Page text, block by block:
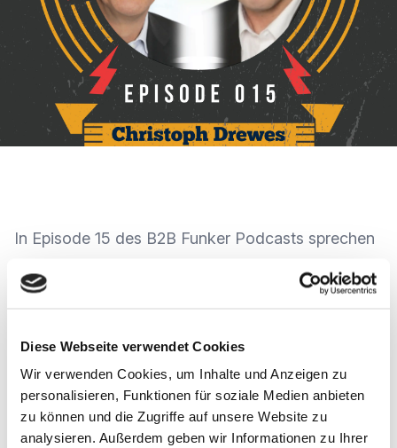
Diese Webseite verwendet Cookies
Wir verwenden Cookies, um Inhalte und Anzeigen zu
personalisieren, Funktionen für soziale Medien anbieten
zu können und die Zugriffe auf unsere Website zu
analysieren. Außerdem geben wir Informationen zu Ihrer
In Episode 15 des B2B Funker Podcasts sprechen
Commerce, ob sich Trends wie Crypto Währung
Zu Gast sind Christoph Drewes und Antonio
Alcalde von dem Zahlungsdienstleister Novalnet.
Gemeinsam haben wir uns über folgende Themen